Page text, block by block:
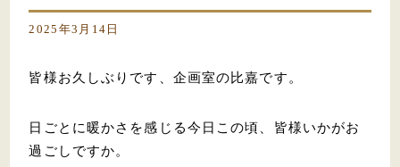
2025年3月14日
皆様お久しぶりです、企画室の比嘉です。
日ごとに暖かさを感じる今日この頃、皆様いかがお
過ごしですか。